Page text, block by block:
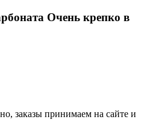
Очень крепко в
заказы принимаем на сайте и